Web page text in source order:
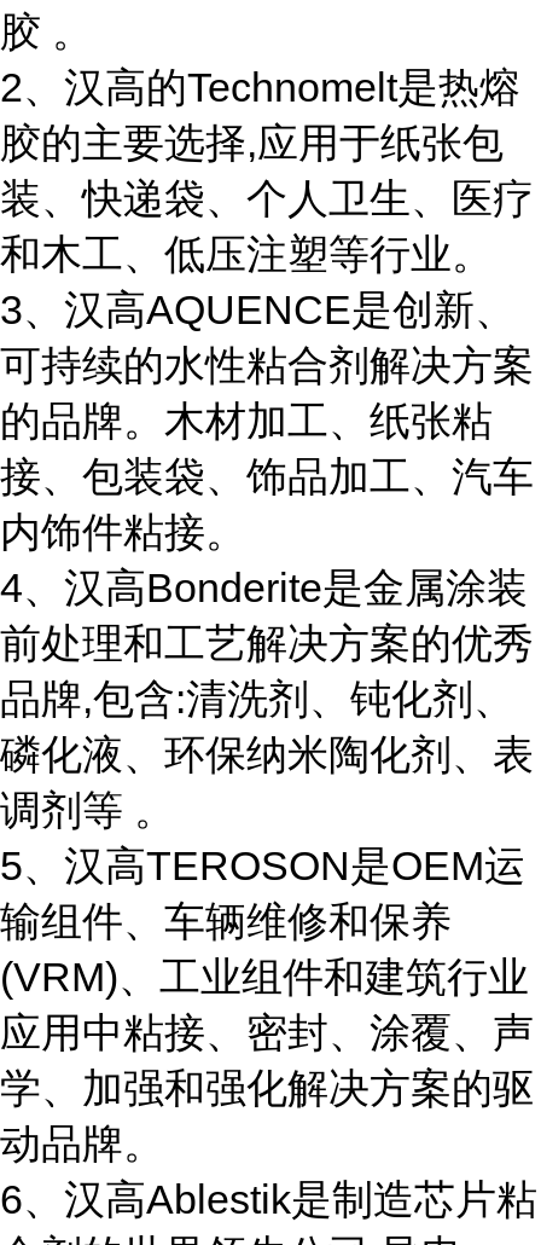
胶 。
2、汉高的Technomelt是热熔
胶的主要选择,应用于纸张包
装、快递袋、个人卫生、医疗
和木工、低压注塑等行业。
3、汉高AQUENCE是创新、
可持续的水性粘合剂解决方案
的品牌。木材加工、纸张粘
接、包装袋、饰品加工、汽车
内饰件粘接。
4、汉高Bonderite是金属涂装
前处理和工艺解决方案的优秀
品牌,包含:清洗剂、钝化剂、
磷化液、环保纳米陶化剂、表
调剂等 。
5、汉高TEROSON是OEM运
输组件、车辆维修和保养
(VRM)、工业组件和建筑行业
应用中粘接、密封、涂覆、声
学、加强和强化解决方案的驱
动品牌。
6、汉高Ablestik是制造芯片粘